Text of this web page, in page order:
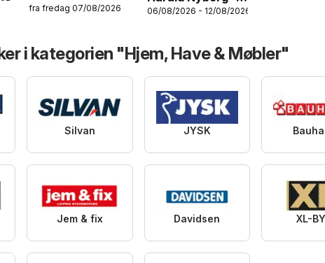
Produkttilbudsavis
fra fredag 07/08/2026
Tilbudsavis uge
06/08/2026 - 12/08/2026
i kategorien "Hjem, Have & Møbler"
Silvan JYSK
Jem & fix Davidsen XL-